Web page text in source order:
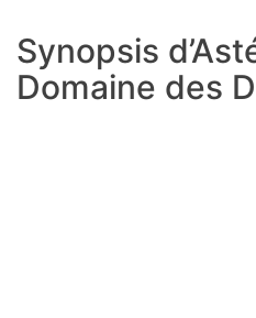
Synopsis
Domaine des